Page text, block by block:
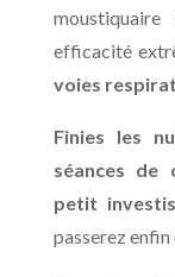
efficacité
voies
Finies les
séances de
petit
passerez enfin